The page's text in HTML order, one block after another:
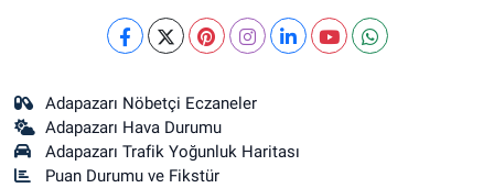
Adapazarı Nöbetçi Eczaneler
Adapazarı Hava Durumu
Adapazarı Trafik Yoğunluk Haritası
Puan Durumu ve Fikstür